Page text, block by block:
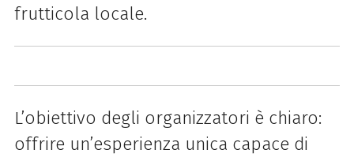
frutticola locale.
L’obiettivo degli organizzatori è chiaro:
offrire un’esperienza unica capace di